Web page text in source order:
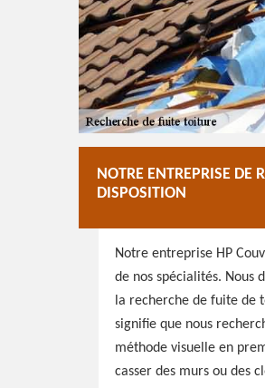
NOTRE ENTREPRISE DE
DISPOSITION
Notre entreprise HP
de nos spécialités. Nous
la recherche de fuite de
signifie que nous
méthode visuelle en
casser des murs ou des